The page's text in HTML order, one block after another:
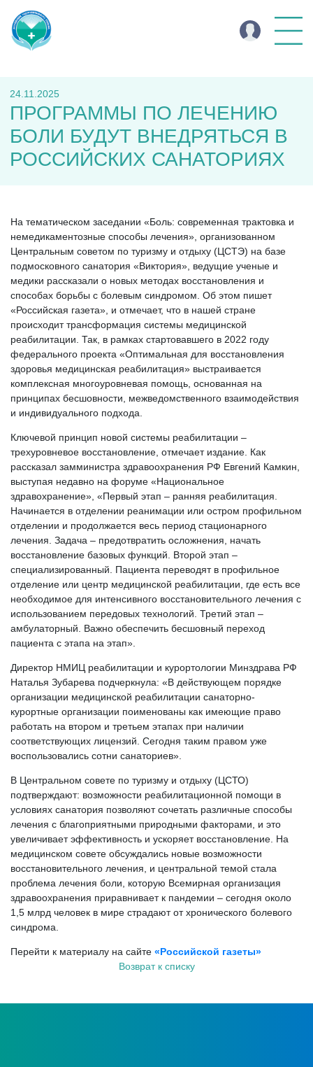
24.11.2025
ПРОГРАММЫ ПО ЛЕЧЕНИЮ
БОЛИ БУДУТ ВНЕДРЯТЬСЯ В
РОССИЙСКИХ САНАТОРИЯХ
На тематическом заседании «Боль: современная трактовка и
немедикаментозные способы лечения», организованном
Центральным советом по туризму и отдыху (ЦСТЭ) на базе
подмосковного санатория «Виктория», ведущие ученые и
медики рассказали о новых методах восстановления и
способах борьбы с болевым синдромом. Об этом пишет
«Российская газета», и отмечает, что в нашей стране
происходит трансформация системы медицинской
реабилитации. Так, в рамках стартовавшего в 2022 году
федерального проекта «Оптимальная для восстановления
здоровья медицинская реабилитация» выстраивается
комплексная многоуровневая помощь, основанная на
принципах бесшовности, межведомственного взаимодействия
и индивидуального подхода.
Ключевой принцип новой системы реабилитации –
трехуровневое восстановление, отмечает издание. Как
рассказал замминистра здравоохранения РФ Евгений Камкин,
выступая недавно на форуме «Национальное
здравохранение», «Первый этап – ранняя реабилитация.
Начинается в отделении реанимации или остром профильном
отделении и продолжается весь период стационарного
лечения. Задача – предотвратить осложнения, начать
восстановление базовых функций. Второй этап –
специализированный. Пациента переводят в профильное
отделение или центр медицинской реабилитации, где есть все
необходимое для интенсивного восстановительного лечения с
использованием передовых технологий. Третий этап –
амбулаторный. Важно обеспечить бесшовный переход
пациента с этапа на этап».
Директор НМИЦ реабилитации и курортологии Минздрава РФ
Наталья Зубарева подчеркнула: «В действующем порядке
организации медицинской реабилитации санаторно-
курортные организации поименованы как имеющие право
работать на втором и третьем этапах при наличии
соответствующих лицензий. Сегодня таким правом уже
воспользовались сотни санаториев».
В Центральном совете по туризму и отдыху (ЦСТО)
подтверждают: возможности реабилитационной помощи в
условиях санатория позволяют сочетать различные способы
лечения с благоприятными природными факторами, и это
увеличивает эффективность и ускоряет восстановление. На
медицинском совете обсуждались новые возможности
восстановительного лечения, и центральной темой стала
проблема лечения боли, которую Всемирная организация
здравоохранения приравнивает к пандемии – сегодня около
1,5 млрд человек в мире страдают от хронического болевого
синдрома.
Перейти к материалу на сайте «Российской газеты»
Возврат к списку